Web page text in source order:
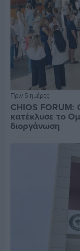
Πριν 5 ημέρες
CHIOS FORUM:
κατέκλυσε το
διοργάνωση